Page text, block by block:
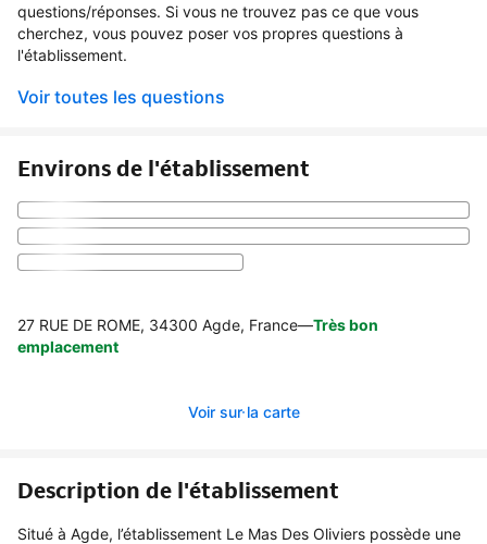
questions/réponses. Si vous ne trouvez pas ce que vous
cherchez, vous pouvez poser vos propres questions à
l'établissement.
Voir toutes les questions
Environs de l'établissement
27 RUE DE ROME, 34300 Agde, France—Très bon
emplacement
Voir sur la carte
Description de l'établissement
Situé à Agde, l’établissement Le Mas Des Oliviers possède une